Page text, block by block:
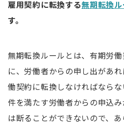
雇用契約に転換する無期転換ル
す。
無期転換ルールとは、有期労
に、労働者からの申し出があ
働契約に転換しなければなら
件を満たす労働者からの申込
は断ることができないので、